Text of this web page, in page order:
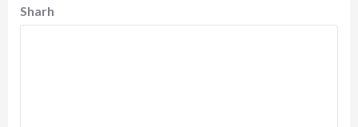
Sharh